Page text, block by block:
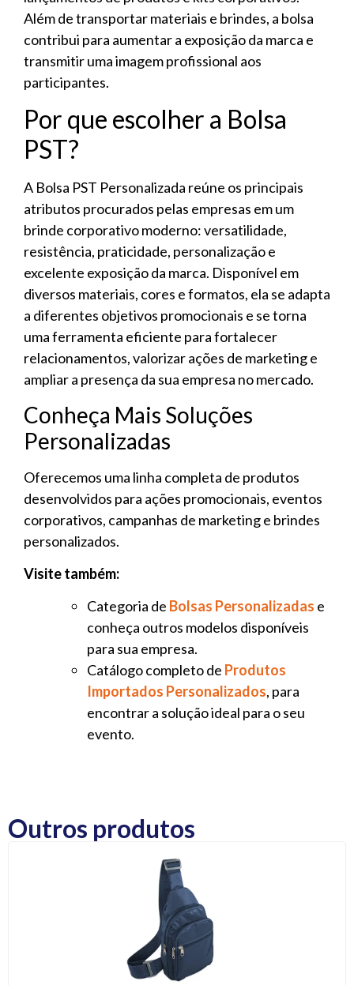
Além de transportar materiais e brindes, a bolsa
contribui para aumentar a exposição da marca e
transmitir uma imagem profissional aos
participantes.
Por que escolher a Bolsa
PST?
A Bolsa PST Personalizada reúne os principais
atributos procurados pelas empresas em um
brinde corporativo moderno: versatilidade,
resistência, praticidade, personalização e
excelente exposição da marca. Disponível em
diversos materiais, cores e formatos, ela se adapta
a diferentes objetivos promocionais e se torna
uma ferramenta eficiente para fortalecer
relacionamentos, valorizar ações de marketing e
ampliar a presença da sua empresa no mercado.
Conheça Mais Soluções
Personalizadas
Oferecemos uma linha completa de produtos
desenvolvidos para ações promocionais, eventos
corporativos, campanhas de marketing e brindes
personalizados.
Visite também:
Categoria de Bolsas Personalizadas e
conheça outros modelos disponíveis
para sua empresa.
Catálogo completo de Produtos
Importados Personalizados, para
encontrar a solução ideal para o seu
evento.
Outros produtos